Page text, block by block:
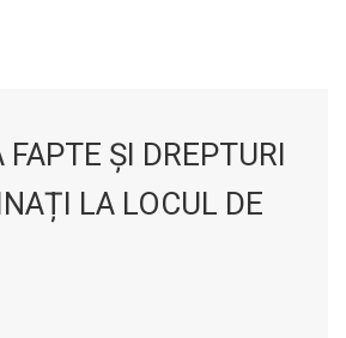
ȘI DREPTURI
LA LOCUL DE